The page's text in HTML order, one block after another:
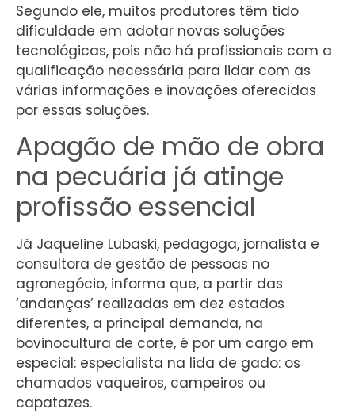
Segundo ele, muitos produtores têm tido
dificuldade em adotar novas soluções
tecnológicas, pois não há profissionais com a
qualificação necessária para lidar com as
várias informações e inovações oferecidas
por essas soluções.
Apagão de mão de obra
na pecuária já atinge
profissão essencial
Já Jaqueline Lubaski, pedagoga, jornalista e
consultora de gestão de pessoas no
agronegócio, informa que, a partir das
‘andanças’ realizadas em dez estados
diferentes, a principal demanda, na
bovinocultura de corte, é por um cargo em
especial: especialista na lida de gado: os
chamados vaqueiros, campeiros ou
capatazes.